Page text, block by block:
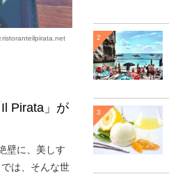
Pirata」が
壁に、美しす
は、そんな世
2
3